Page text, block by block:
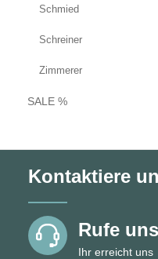
Schmied
Schreiner
Zimmerer
SALE %
Kontaktiere
Rufe
Ihr erreicht uns